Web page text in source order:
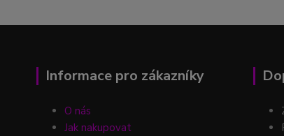
Informace pro zákazníky
O nás
Jak nakupovat